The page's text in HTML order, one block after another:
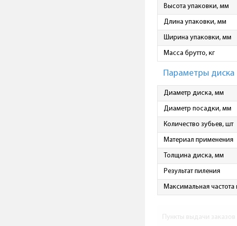
Высота упаковки, мм
Длина упаковки, мм
Ширина упаковки, мм
Масса брутто, кг
Параметры диска
Диаметр диска, мм
Диаметр посадки, мм
Количество зубьев, шт
Материал применения
Толщина диска, мм
Результат пиления
Максимальная
Пункты выдачи